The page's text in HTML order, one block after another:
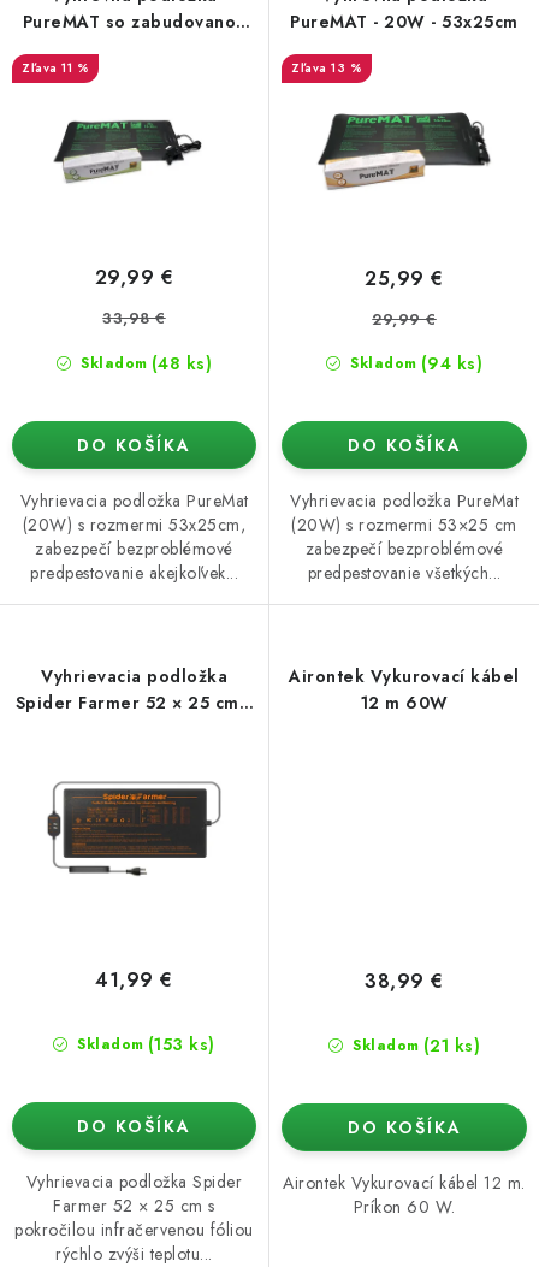
Podmienky o ochrane osobných údajov
o
d
u
p
r
o
PureMAT so zabudovanou
reguláciou výkonu - 20W -
53x25cm
11 %
Skladom (48 ks)
29,99 €
33,98 €
DO KOŠÍKA
Vyhrievacia podložka PureMat
(20W) s rozmermi 53x25cm,
zabezpečí bezproblémové
predpestovanie akejkoľvek...
PureMAT - 20W - 53x25cm
13 %
Skladom (94 ks)
25,99 €
29,99 €
DO KOŠÍKA
Vyhrievacia podložka PureMat
(20W) s rozmermi 53×25 cm
zabezpečí bezproblémové
predpestovanie všetkých...
Vyhrievacia podložka
Spider Farmer 52 × 25 cm s
Skladom (153 ks)
41,99 €
DO KOŠÍKA
Vyhrievacia podložka Spider
Farmer 52 × 25 cm s
pokročilou infračervenou fóliou
rýchlo zvýši teplotu...
Airontek Vykurovací kábel
12 m 60W
Skladom (21 ks)
38,99 €
DO KOŠÍKA
Airontek Vykurovací kábel 12 m.
Príkon 60 W.